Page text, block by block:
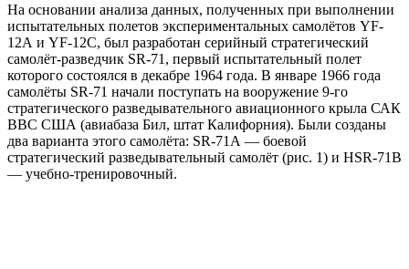
На основании анализа данных, полученных при выполнении
испытательных полетов экспериментальных самолётов YF-
12А и YF-12C, был разработан серийный стратегический
самолёт-разведчик SR-71, первый испытательный полет
которого состоялся в декабре 1964 года. В январе 1966 года
самолёты SR-71 начали поступать на вооружение 9-го
стратегического разведывательного авиационного крыла САК
ВВС США (авиабаза Бил, штат Калифорния). Были созданы
два варианта этого самолёта: SR-71А — боевой
стратегический разведывательный самолёт (рис. 1) и HSR-71B
— учебно-тренировочный.